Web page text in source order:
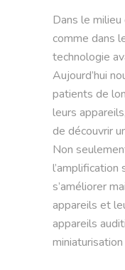
Dans le milieu
comme dans
technologie
Aujourd’hui
patients de
leurs
de découvrir
Non
s’améliorer
appareils et
appareils
miniaturisation